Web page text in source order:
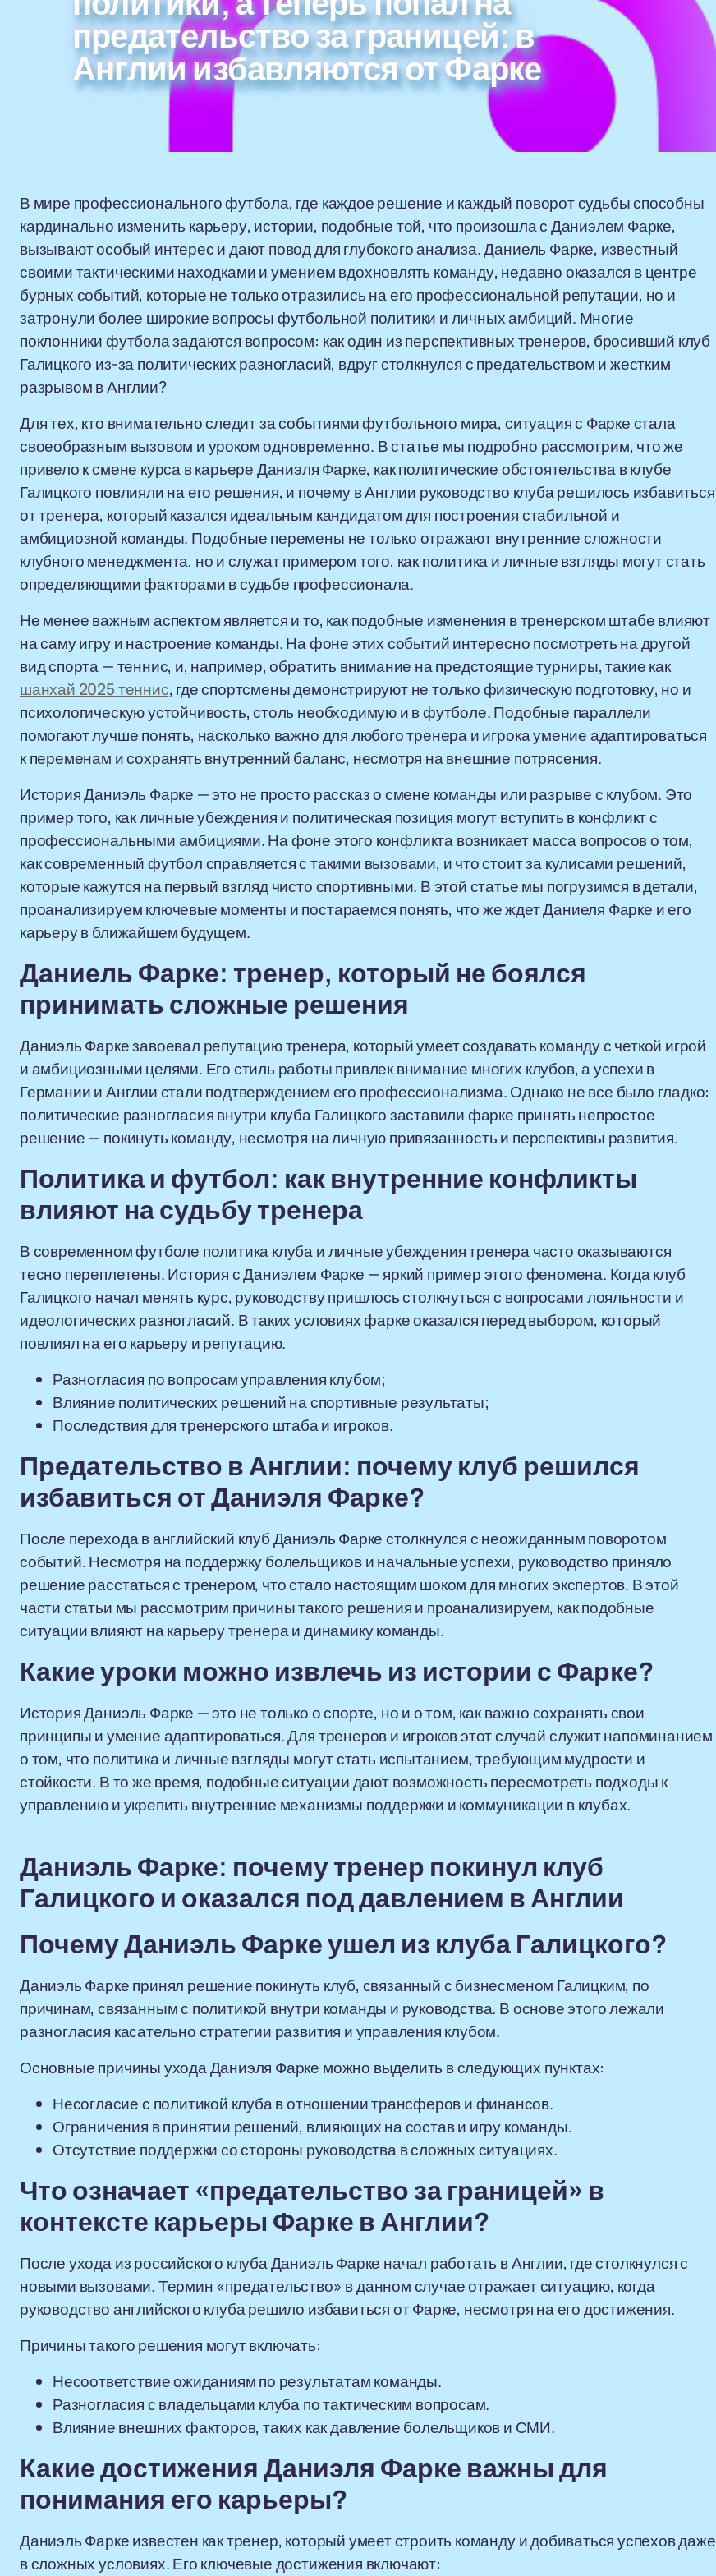
предательство за границей: в
Англии избавляются от Фарке
В мире профессионального футбола, где каждое решение и каждый поворот судьбы способны
кардинально изменить карьеру, истории, подобные той, что произошла с Даниэлем Фарке,
вызывают особый интерес и дают повод для глубокого анализа. Даниель Фарке, известный
своими тактическими находками и умением вдохновлять команду, недавно оказался в центре
бурных событий, которые не только отразились на его профессиональной репутации, но и
затронули более широкие вопросы футбольной политики и личных амбиций. Многие
поклонники футбола задаются вопросом: как один из перспективных тренеров, бросивший клуб
Галицкого из-за политических разногласий, вдруг столкнулся с предательством и жестким
разрывом в Англии?
Для тех, кто внимательно следит за событиями футбольного мира, ситуация с Фарке стала
своеобразным вызовом и уроком одновременно. В статье мы подробно рассмотрим, что же
привело к смене курса в карьере Даниэля Фарке, как политические обстоятельства в клубе
Галицкого повлияли на его решения, и почему в Англии руководство клуба решилось избавиться
от тренера, который казался идеальным кандидатом для построения стабильной и
амбициозной команды. Подобные перемены не только отражают внутренние сложности
клубного менеджмента, но и служат примером того, как политика и личные взгляды могут стать
определяющими факторами в судьбе профессионала.
Не менее важным аспектом является и то, как подобные изменения в тренерском штабе влияют
на саму игру и настроение команды. На фоне этих событий интересно посмотреть на другой
вид спорта — теннис, и, например, обратить внимание на предстоящие турниры, такие как
шанхай 2025 теннис, где спортсмены демонстрируют не только физическую подготовку, но и
психологическую устойчивость, столь необходимую и в футболе. Подобные параллели
помогают лучше понять, насколько важно для любого тренера и игрока умение адаптироваться
к переменам и сохранять внутренний баланс, несмотря на внешние потрясения.
История Даниэль Фарке — это не просто рассказ о смене команды или разрыве с клубом. Это
пример того, как личные убеждения и политическая позиция могут вступить в конфликт с
профессиональными амбициями. На фоне этого конфликта возникает масса вопросов о том,
как современный футбол справляется с такими вызовами, и что стоит за кулисами решений,
которые кажутся на первый взгляд чисто спортивными. В этой статье мы погрузимся в детали,
проанализируем ключевые моменты и постараемся понять, что же ждет Даниеля Фарке и его
карьеру в ближайшем будущем.
Даниель Фарке: тренер, который не боялся
принимать сложные решения
Даниэль Фарке завоевал репутацию тренера, который умеет создавать команду с четкой игрой
и амбициозными целями. Его стиль работы привлек внимание многих клубов, а успехи в
Германии и Англии стали подтверждением его профессионализма. Однако не все было гладко:
политические разногласия внутри клуба Галицкого заставили фарке принять непростое
решение — покинуть команду, несмотря на личную привязанность и перспективы развития.
Политика и футбол: как внутренние конфликты
влияют на судьбу тренера
В современном футболе политика клуба и личные убеждения тренера часто оказываются
тесно переплетены. История с Даниэлем Фарке — яркий пример этого феномена. Когда клуб
Галицкого начал менять курс, руководству пришлось столкнуться с вопросами лояльности и
идеологических разногласий. В таких условиях фарке оказался перед выбором, который
повлиял на его карьеру и репутацию.
Разногласия по вопросам управления клубом;
Влияние политических решений на спортивные результаты;
Последствия для тренерского штаба и игроков.
Предательство в Англии: почему клуб решился
избавиться от Даниэля Фарке?
После перехода в английский клуб Даниэль Фарке столкнулся с неожиданным поворотом
событий. Несмотря на поддержку болельщиков и начальные успехи, руководство приняло
решение расстаться с тренером, что стало настоящим шоком для многих экспертов. В этой
части статьи мы рассмотрим причины такого решения и проанализируем, как подобные
ситуации влияют на карьеру тренера и динамику команды.
Какие уроки можно извлечь из истории с Фарке?
История Даниэль Фарке — это не только о спорте, но и о том, как важно сохранять свои
принципы и умение адаптироваться. Для тренеров и игроков этот случай служит напоминанием
о том, что политика и личные взгляды могут стать испытанием, требующим мудрости и
стойкости. В то же время, подобные ситуации дают возможность пересмотреть подходы к
управлению и укрепить внутренние механизмы поддержки и коммуникации в клубах.
Даниэль Фарке: почему тренер покинул клуб
Галицкого и оказался под давлением в Англии
Почему Даниэль Фарке ушел из клуба Галицкого?
Даниэль Фарке принял решение покинуть клуб, связанный с бизнесменом Галицким, по
причинам, связанным с политикой внутри команды и руководства. В основе этого лежали
разногласия касательно стратегии развития и управления клубом.
Основные причины ухода Даниэля Фарке можно выделить в следующих пунктах:
Несогласие с политикой клуба в отношении трансферов и финансов.
Ограничения в принятии решений, влияющих на состав и игру команды.
Отсутствие поддержки со стороны руководства в сложных ситуациях.
Что означает «предательство за границей» в
контексте карьеры Фарке в Англии?
После ухода из российского клуба Даниэль Фарке начал работать в Англии, где столкнулся с
новыми вызовами. Термин «предательство» в данном случае отражает ситуацию, когда
руководство английского клуба решило избавиться от Фарке, несмотря на его достижения.
Причины такого решения могут включать:
Несоответствие ожиданиям по результатам команды.
Разногласия с владельцами клуба по тактическим вопросам.
Влияние внешних факторов, таких как давление болельщиков и СМИ.
Какие достижения Даниэля Фарке важны для
понимания его карьеры?
Даниэль Фарке известен как тренер, который умеет строить команду и добиваться успехов даже
в сложных условиях. Его ключевые достижения включают: